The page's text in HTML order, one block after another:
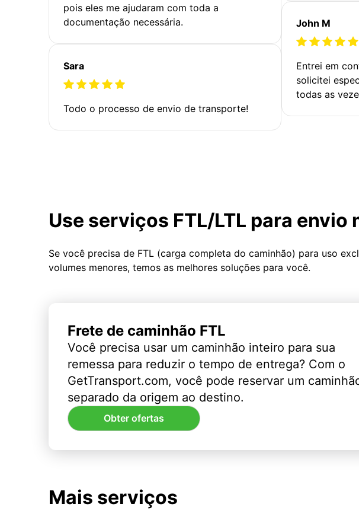
pois eles me ajudaram com toda a
documentação necessária.
Sara
Todo o processo de envio de transporte!
John M
Entrei em
solicitei
todas as
Use serviços FTL/LTL para envio
Se você precisa de FTL (carga completa do caminhão) para uso
volumes menores, temos as melhores soluções para você.
Frete de caminhão FTL
Você precisa usar um caminhão inteiro para sua
remessa para reduzir o tempo de entrega? Com o
GetTransport.com, você pode reservar um
separado da origem ao destino.
Obter ofertas
Mais serviços